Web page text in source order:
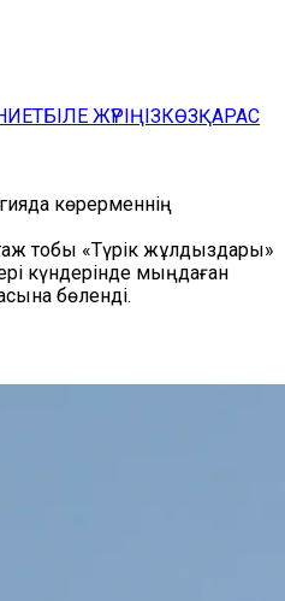
БІЛЕ ЖҮРІҢІЗКӨЗҚАРАС
көрерменнің
тобы «Түрік жұлдыздары»
күндерінде мыңдаған
бөленді.